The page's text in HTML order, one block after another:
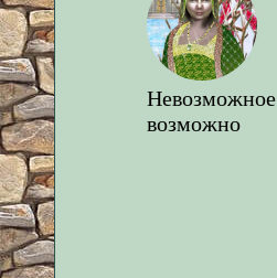
Невозможное
возможно